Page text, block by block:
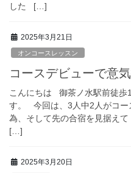
した […]
2025年3月21日
オンコースレッスン
コースデビューで意
こんにちは 御茶ノ水駅前徒歩
す。 今回は、3人中2人がコー
為、そして先の合宿を見据
[…]
2025年3月20日